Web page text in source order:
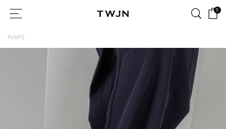
0
PUMPS